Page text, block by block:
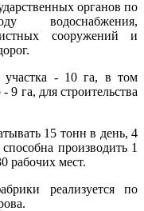
органов по
водоснабжения,
сооружений и
участка - 10 га, в том
9 га, для строительства
15 тонн в день, 4
производить 1
рабочих мест.
реализуется по